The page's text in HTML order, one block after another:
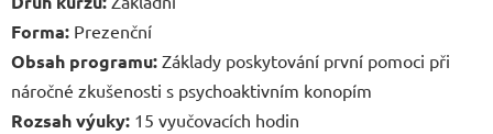
Forma: Prezenční
Obsah programu: Základy poskytování první pomoci při
náročné zkušenosti s psychoaktivním konopím
Rozsah výuky: 15 vyučovacích hodin